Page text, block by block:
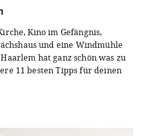
Kino im Gefängnis,
und eine Windmühle
hat ganz schön was zu
11 besten Tipps für deinen